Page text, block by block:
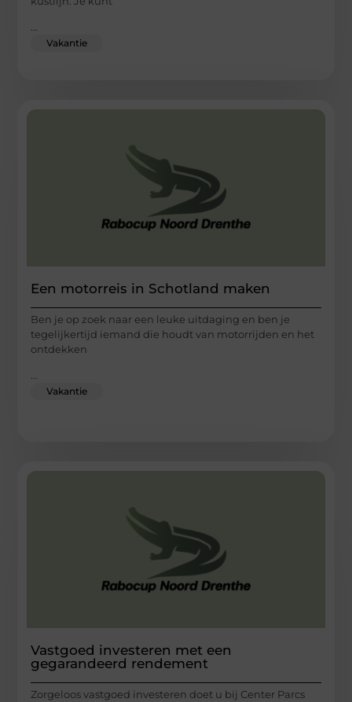
Vakantie
Een motorreis in Schotland maken
Ben je op zoek naar een leuke uitdaging en ben je
tegelijkertijd iemand die houdt van motorrijden en het
ontdekken
...
Vakantie
Vastgoed investeren met een
gegarandeerd rendement
Zorgeloos vastgoed investeren doet u bij Center Parcs